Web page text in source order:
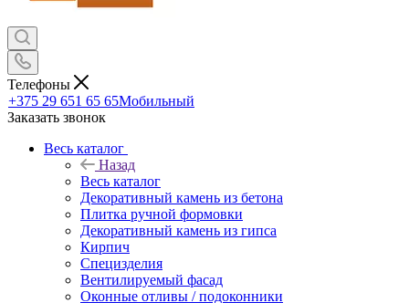
Телефоны
+375 29 651 65 65Мобильный
Заказать звонок
Весь каталог
Назад
Весь каталог
Декоративный камень из бетона
Плитка ручной формовки
Декоративный камень из гипса
Кирпич
Специзделия
Вентилируемый фасад
Оконные отливы / подоконники